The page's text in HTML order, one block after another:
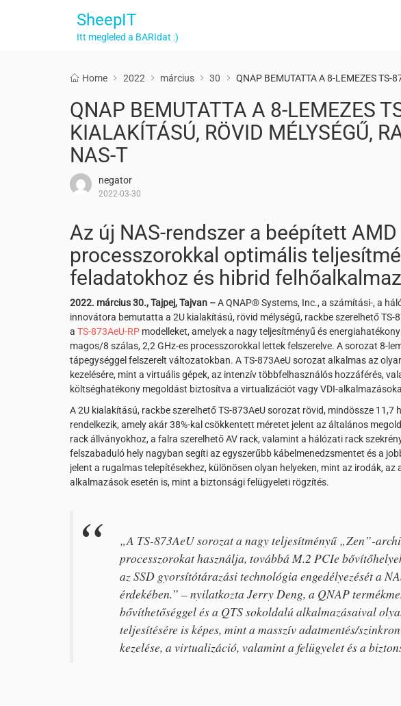
SheepIT
Itt megleled a BARIdat :)
Home 2022 március 30 QNAP BEMUTATTA A 8-LEMEZES TS-
QNAP BEMUTATTA A 8-LEMEZES
KIALAKÍTÁSÚ, RÖVID MÉLYSÉGŰ,
NAS-T
negator
2022-03-30
Az új NAS-rendszer a beépített AMD
processzorokkal optimális
feladatokhoz és hibrid
2022. március 30., Tajpej, Tajvan –A QNAP® Systems, Inc., a számítási-, a
innovátora bemutatta a 2U kialakítású, rövid mélységű, rackbe szerelhető TS-
a TS-873AeU-RP modelleket, amelyek a nagy teljesítményű és
magos/8 szálas, 2,2 GHz-es processzorokkal lettek felszerelve. A sorozat 8-
tápegységgel felszerelt változatokban. A TS-873AeU sorozat alkalmas az
kezelésére, mint a virtuális gépek, az intenzív többfelhasználós hozzáférés,
költséghatékony megoldást biztosítva a virtualizációt vagy VDI-
A 2U kialakítású, rackbe szerelhető TS-873AeU sorozat rövid, mindössze 11,7
rendelkezik, amely akár 38%-kal csökkentett méretet jelent az általános
rack állványokhoz, a falra szerelhető AV rack, valamint a hálózati rack
felszabaduló hely nagyban segíti az egyszerűbb kábelmenedzsmentet és a
jelent a rugalmas telepítésekhez, különösen olyan helyeken, mint az irodák,
alkalmazások esetén is, mint a biztonsági felügyeleti rögzítés.
„A TS-873AeU sorozat a nagy teljesítményű „Zen”-
processzorokat használja, továbbá M.2 PCIe
az SSD gyorsítótárazási technológia engedélyezését a
érdekében.” – nyilatkozta Jerry Deng, a QNAP
bővíthetőséggel és a QTS sokoldalú alkalmazásaival
teljesítésére is képes, mint a masszív adatmentés/
kezelése, a virtualizáció, valamint a felügyelet és a